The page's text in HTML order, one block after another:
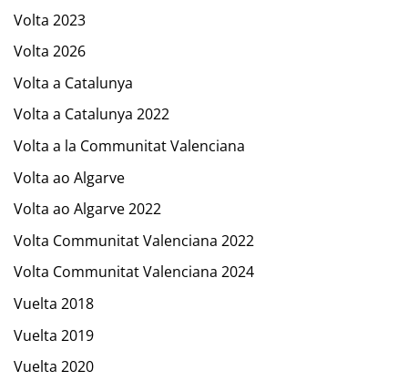
Volta 2023
Volta 2026
Volta a Catalunya
Volta a Catalunya 2022
Volta a la Communitat Valenciana
Volta ao Algarve
Volta ao Algarve 2022
Volta Communitat Valenciana 2022
Volta Communitat Valenciana 2024
Vuelta 2018
Vuelta 2019
Vuelta 2020